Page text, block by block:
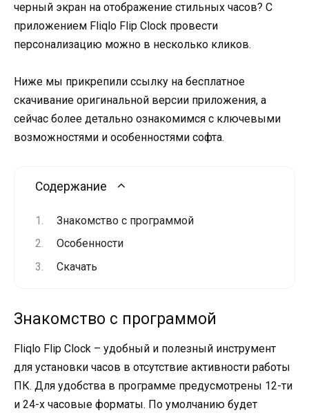
черный экран на отображение стильных часов? С
приложением Fliqlo Flip Clock провести
персонализацию можно в несколько кликов.
Ниже мы прикрепили ссылку на бесплатное
скачивание оригинальной версии приложения, а
сейчас более детально ознакомимся с ключевыми
возможностями и особенностями софта.
Содержание
Знакомство с программой
Особенности
Скачать
Знакомство с программой
Fliqlo Flip Clock – удобный и полезный инструмент
для установки часов в отсутствие активности работы
ПК. Для удобства в программе предусмотрены 12-ти
и 24-х часовые форматы. По умолчанию будет